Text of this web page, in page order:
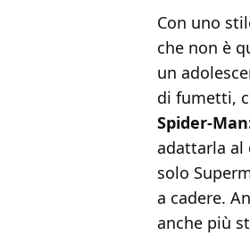
Con uno
che non è
un
di fumetti,
Spider-
adattarla al
solo
a cadere.
anche più